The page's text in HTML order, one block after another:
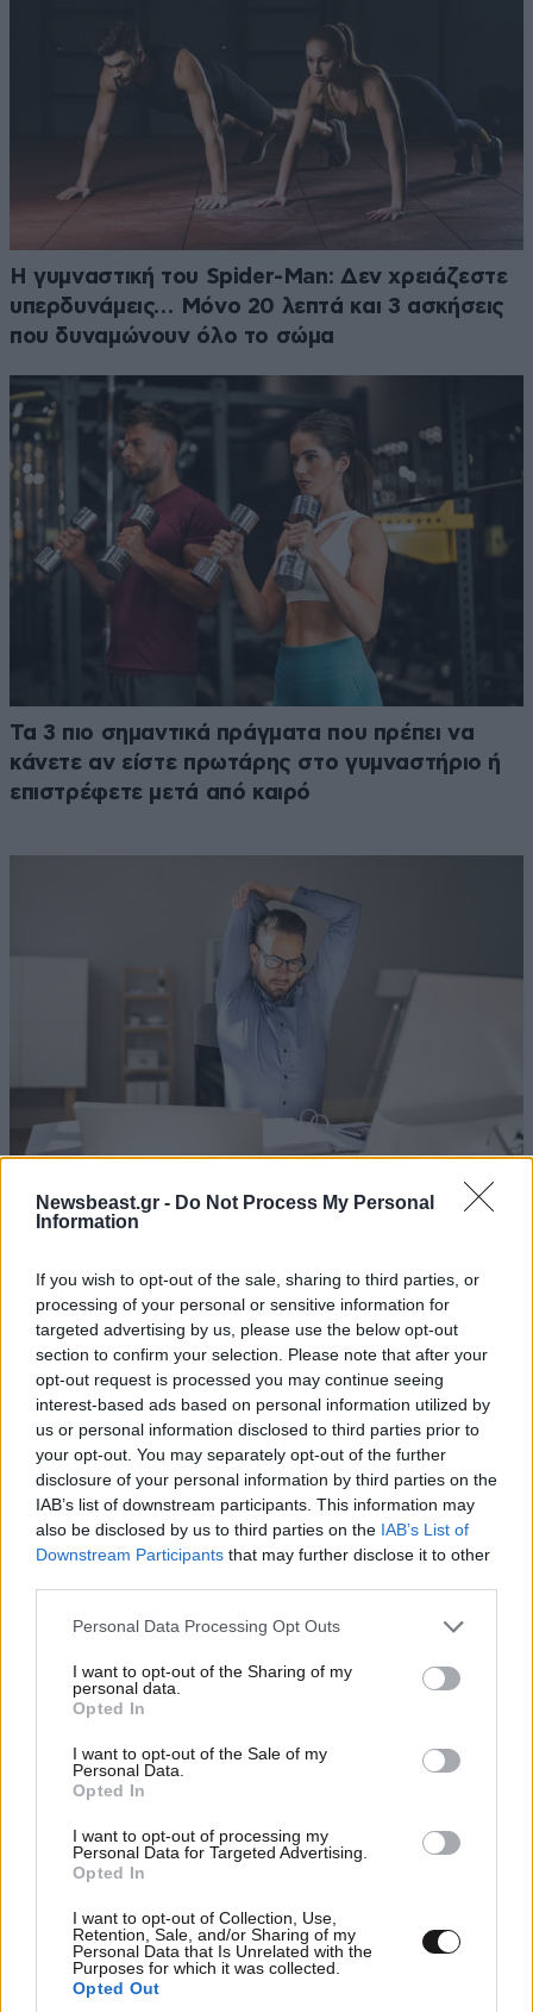
Newsbeast.gr - Do Not Process My Personal
Information
If you wish to opt-out of the sale, sharing to third parties, or
processing of your personal or sensitive information for
targeted advertising by us, please use the below opt-out
section to confirm your selection. Please note that after your
opt-out request is processed you may continue seeing
interest-based ads based on personal information utilized by
us or personal information disclosed to third parties prior to
your opt-out. You may separately opt-out of the further
disclosure of your personal information by third parties on the
IAB’s list of downstream participants. This information may
also be disclosed by us to third parties on the IAB’s List of
Downstream Participants that may further disclose it to other
Please note that this website/app uses one or more Google
not limited to your visit or usage behaviour. You may click to
grant or deny consent to Google and its third-party tags to
use your data for below specified purposes in below Google
consent section.
Personal Data Processing Opt Outs
I want to opt-out of the Sharing of my
personal data.
Opted In
I want to opt-out of the Sale of my
Personal Data.
Opted In
I want to opt-out of processing my
Personal Data for Targeted Advertising.
Opted In
I want to opt-out of Collection, Use,
Retention, Sale, and/or Sharing of my
Personal Data that Is Unrelated with the
Purposes for which it was collected.
Opted Out
Η γυμναστική του Spider-Man: Δεν χρειάζεστε
υπερδυνάμεις… Μόνο 20 λεπτά και 3 ασκήσεις
που δυναμώνουν όλο το σώμα
Τα 3 πιο σημαντικά πράγματα που πρέπει να
κάνετε αν είστε πρωτάρης στο γυμναστήριο ή
επιστρέφετε μετά από καιρό
Η απλή άσκηση που μειώνει γρήγορα το
περπάτημα
6 ασκήσεις που σας κρατούν λειτουργικούς
μετά τα 60 – Δυνατό σώμα όχι για